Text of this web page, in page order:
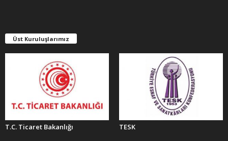
E
R
Üst Kuruluşlarımız
T.C. Ticaret Bakanlığı TESK